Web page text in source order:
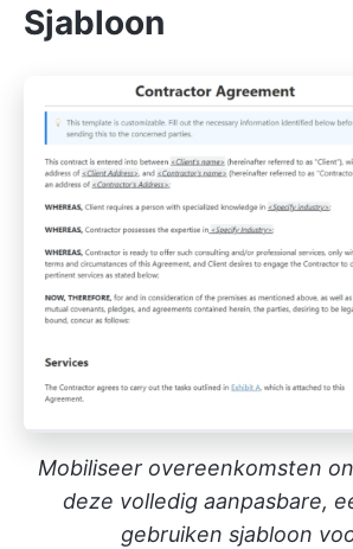
Sjabloon
Mobiliseer overeenkomsten
deze volledig aanpasbare,
gebruiken sjabloon